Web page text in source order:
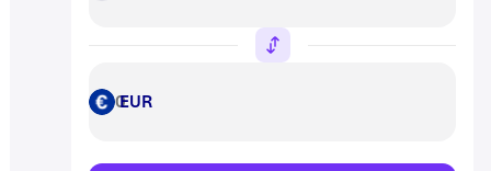
EUR EUR